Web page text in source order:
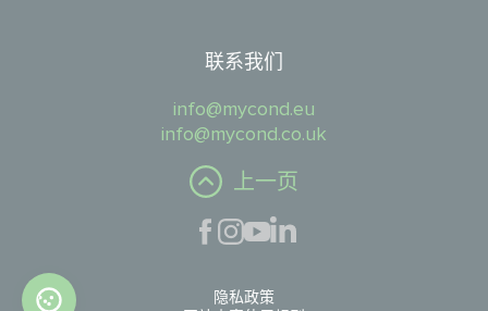
联系我们
info@mycond.eu
info@mycond.co.uk
上一页
隐私政策